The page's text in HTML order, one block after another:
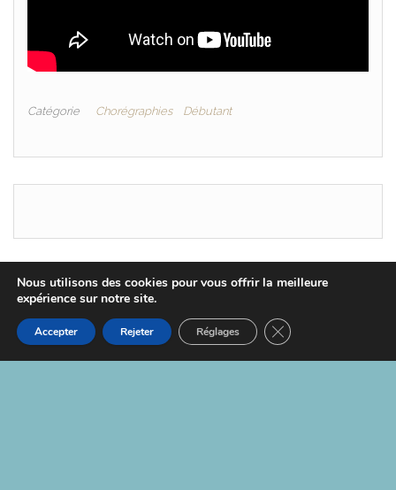
Catégorie Chorégraphies Débutant
Fièrement propulsé par
Blog
Nous utilisons des cookies pour vous offrir la meilleure
expérience sur notre site.
Accepter Rejeter Réglages Fermer la bannière